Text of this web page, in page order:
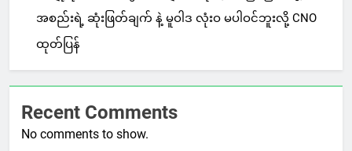
အစည်းရဲ့ ဆုံးဖြတ်ချက် နဲ့ မူဝါဒ လုံးဝ မပါဝင်ဘူးလို့ CNO
ထုတ်ပြန်
Recent Comments
No comments to show.